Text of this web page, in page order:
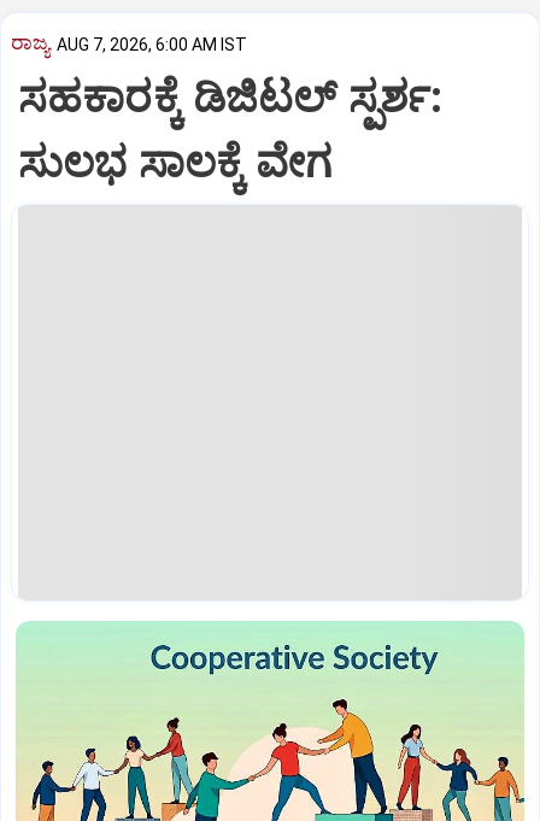
ರಾಜ್ಯ AUG 7, 2026, 6:00 AM IST
ಸಹಕಾರಕ್ಕೆ ಡಿಜಿಟಲ್‌ ಸ್ಪರ್ಶ:
ಸುಲಭ ಸಾಲಕ್ಕೆ ವೇಗ